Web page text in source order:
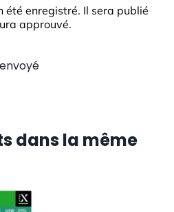
été enregistré. Il sera publié
approuvé.
dans la même